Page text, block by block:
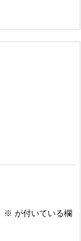
※ が付いている欄